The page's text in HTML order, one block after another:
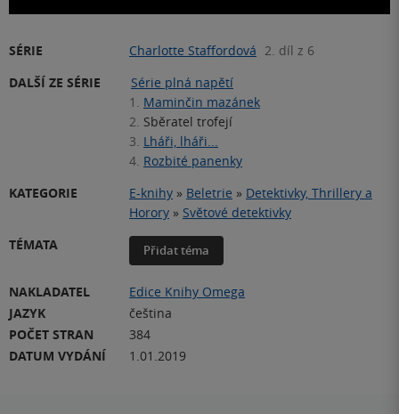
SÉRIE Charlotte Staffordová 2. díl z 6
DALŠÍ ZE SÉRIE
Série plná napětí
1. Maminčin mazánek
2. Sběratel trofejí
3. Lháři, lháři...
4. Rozbité panenky
KATEGORIE
E-knihy » Beletrie » Detektivky, Thrillery a
Horory » Světové detektivky
TÉMATA
Přidat téma
NAKLADATEL
Edice Knihy Omega
JAZYK
čeština
POČET STRAN
384
DATUM VYDÁNÍ
1.01.2019